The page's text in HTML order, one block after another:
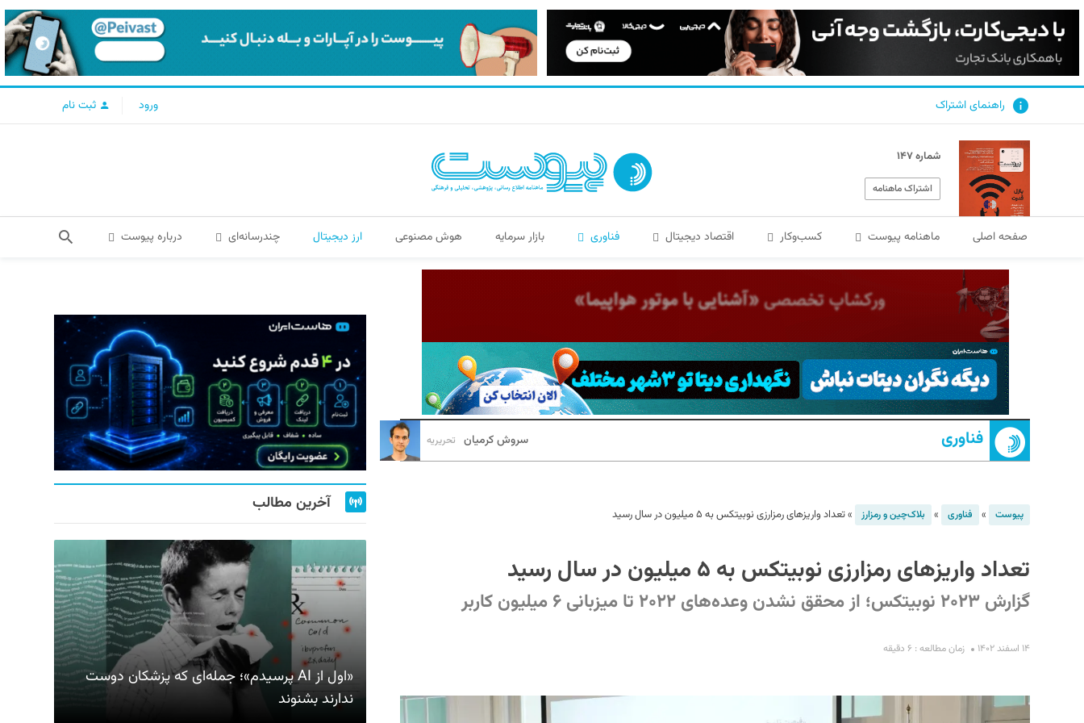
راهنمای اشتراک ورود ثبت نام
شماره ۱۴۷
اشتراک ماهنامه
صفحه اصلی ماهنامه پیوست کسب‌و‌کار اقتصاد دیجیتال فناوری بازار سرمایه هوش مصنوعی ارز دیجیتال چندرسانه‌ای درباره پیوست
فناوری سروش کرمیان تحریریه
پیوست » فناوری » بلاک‌چین و رمزارز »تعداد واریز‌های رمزارزی نوبیتکس به ۵ میلیون در سال رسید
تعداد واریز‌های رمزارزی نوبیتکس به ۵ میلیون در سال رسید
گزارش ۲۰۲۳ نوبیتکس؛ از محقق نشدن وعده‌های ۲۰۲۲ تا میزبانی ۶ میلیون کاربر
۱۴ اسفند ۱۴۰۲ زمان مطالعه : ۶ دقیقه
آخرین مطالب
«اول از AI پرسیدم»؛ جمله‌ای که پزشکان دوست
ندارند بشنوند